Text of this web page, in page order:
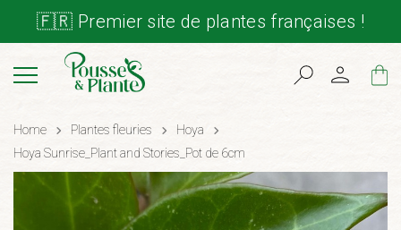
🇫🇷 Premier site de plantes françaises !
Cart
Home Plantes fleuries
Hoya
Hoya Sunrise_Plant and Stories_Pot de 6cm